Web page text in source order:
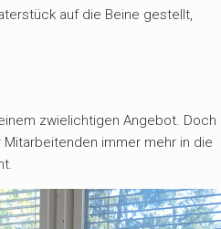
auf die Beine gestellt,
zwielichtigen Angebot. Doch
immer mehr in die